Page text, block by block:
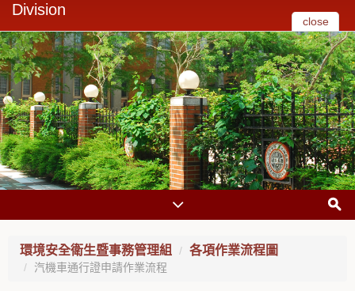
Division
close
環境安全衛生暨事務管理組 各項作業流程圖
汽機車通行證申請作業流程